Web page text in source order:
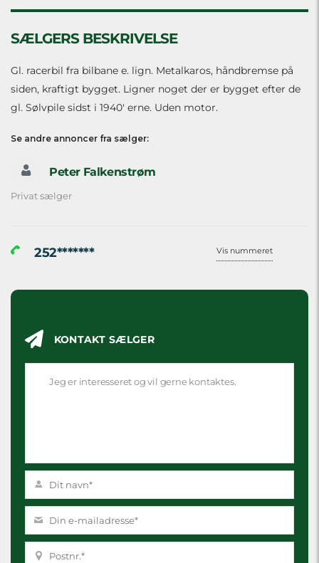
SÆLGERS BESKRIVELSE
Gl. racerbil fra bilbane e. lign. Metalkaros, håndbremse på
siden, kraftigt bygget. Ligner noget der er bygget efter de
gl. Sølvpile sidst i 1940' erne. Uden motor.
Se andre annoncer fra sælger:
Peter Falkenstrøm
Privat sælger
252******* Vis nummeret
KONTAKT SÆLGER